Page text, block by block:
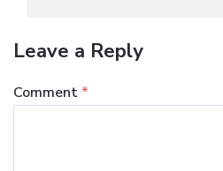
Leave a Reply
Comment *